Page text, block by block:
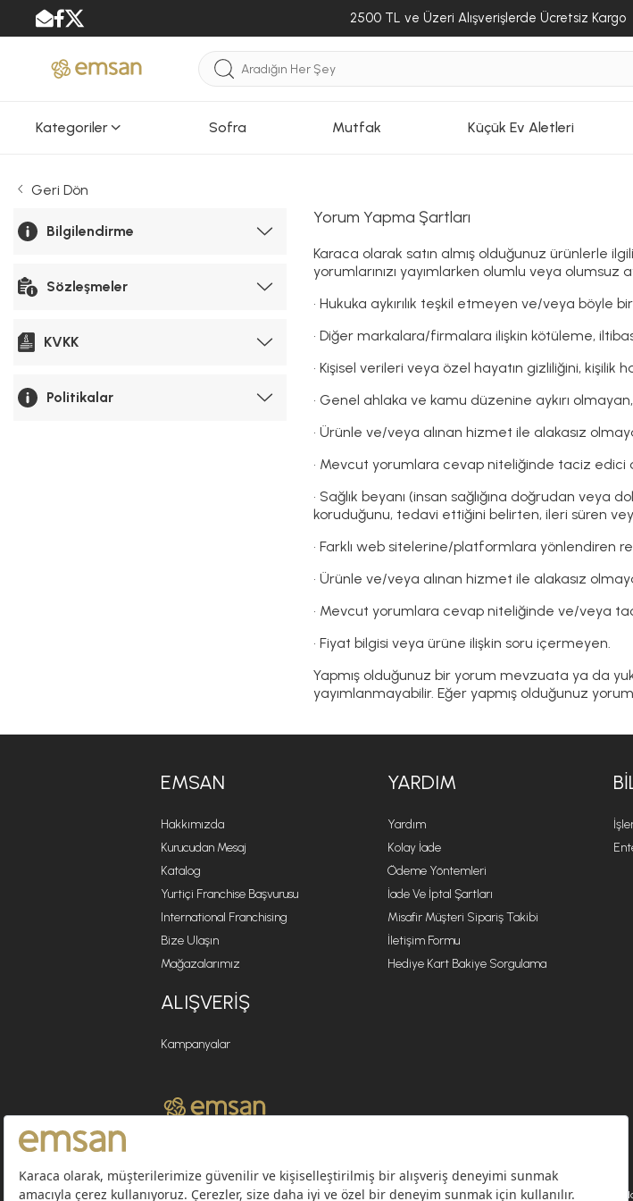
2500 TL ve Üzeri Alışverişlerde Ücretsiz Kargo
Kategoriler Sofra Mutfak Küçük Ev Aletleri
Geri Dön
Bilgilendirme
Sözleşmeler
KVKK
Politikalar
Yorum Yapma Şartları
Karaca olarak satın almış olduğunuz ürünlerle
yorumlarınızı yayımlarken olumlu veya olumsuz
• Hukuka aykırılık teşkil etmeyen ve/veya
• Diğer markalara/firmalara ilişkin kötüleme,
• Kişisel verileri veya özel hayatın gizliliğini, kişilik
• Genel ahlaka ve kamu düzenine aykırı
• Ürünle ve/veya alınan hizmet ile alakasız
• Mevcut yorumlara cevap niteliğinde taciz edici
• Sağlık beyanı (insan sağlığına doğrudan veya
koruduğunu, tedavi ettiğini belirten, ileri süren
• Farklı web sitelerine/platformlara yönlendiren
• Ürünle ve/veya alınan hizmet ile alakasız
• Mevcut yorumlara cevap niteliğinde ve/veya
• Fiyat bilgisi veya ürüne ilişkin soru içermeyen.
Yapmış olduğunuz bir yorum mevzuata ya da
yayımlanmayabilir. Eğer yapmış olduğunuz
EMSAN
Hakkımızda
Kurucudan Mesaj
Katalog
Yurtiçi Franchise Başvurusu
International Franchising
Bize Ulaşın
Mağazalarımız
YARDIM
Yardım
Kolay İade
Ödeme Yöntemleri
İade Ve İptal Şartları
Misafir Müşteri Sipariş Takibi
İletişim Formu
Hediye Kart Bakiye Sorgulama
ALIŞVERIŞ
Kampanyalar
© 2026 EMSAN A.Ş. Tüm